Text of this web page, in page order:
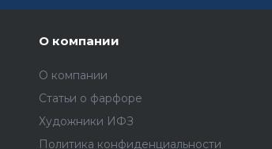
О компании
О компании
Статьи о фарфоре
Художники ИФЗ
Политика конфиденциальности